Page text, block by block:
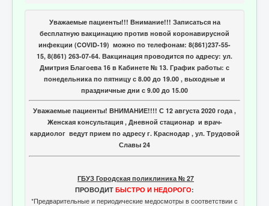
Уважаемые пациенты!!! Внимание!!! Записаться на
бесплатную вакцинацию против новой коронавирусной
инфекции (COVID-19) можно по телефонам: 8(861)237-55-
15, 8(861) 263-07-64. Вакцинация проводится по адресу: ул.
Дмитрия Благоева 16 в Кабинете № 13. График работы: с
понедельника по пятницу с 8.00 до 19.00 , выходные и
праздничные дни с 9.00 до 15.00
Уважаемые пациенты! ВНИМАНИЕ!!!! С 12 августа 2020 года ,
Женская консультация , Дневной стационар и врач-
кардиолог ведут прием по адресу г. Краснодар , ул. Трудовой
Славы 24
ГБУЗ Городская поликлиника № 27
ПРОВОДИТ БЫСТРО И НЕДОРОГО:
*Предварительные и периодические медосмотры в соответствии с